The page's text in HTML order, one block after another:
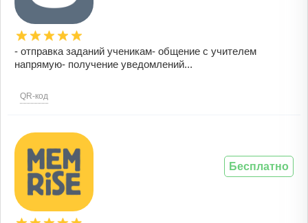
- отправка заданий ученикам- общение с учителем
напрямую- получение уведомлений...
QR-код
Бесплатно